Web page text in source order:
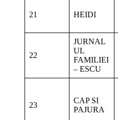
21 HEIDI
22
JURNAL
UL
FAMILIEI
– ESCU
23
CAP SI
PAJURA